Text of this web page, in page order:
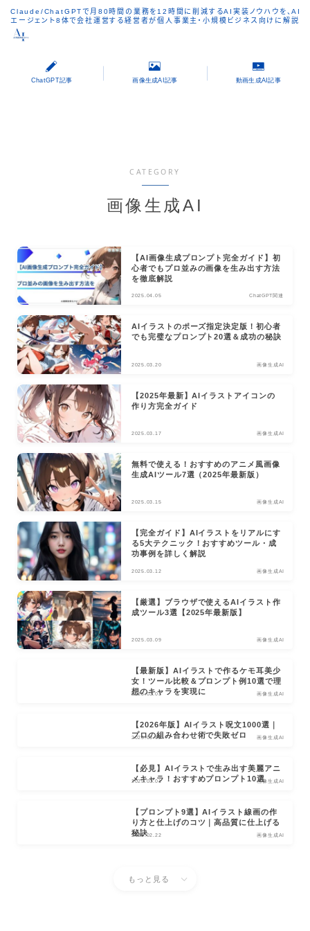
Claude/ChatGPTで月80時間の業務を12時間に削減するAI実装ノウハウを、AI
エージェント8体で会社運営する経営者が個人事業主・小規模ビジネス向けに解説
ChatGPT記事 画像生成AI記事 動画生成AI記事
CATEGORY
画像生成AI
【AI画像生成プロンプト完全ガイド】初
心者でもプロ並みの画像を生み出す方法
を徹底解説
2025.04.05 ChatGPT関連
AIイラストのポーズ指定決定版！初心者
でも完璧なプロンプト20選＆成功の秘訣
2025.03.20 画像生成AI
【2025年最新】AIイラストアイコンの
作り方完全ガイド
2025.03.17 画像生成AI
無料で使える！おすすめのアニメ風画像
生成AIツール7選（2025年最新版）
2025.03.15 画像生成AI
【完全ガイド】AIイラストをリアルにす
る5大テクニック！おすすめツール・成
功事例を詳しく解説
2025.03.12 画像生成AI
【厳選】ブラウザで使えるAIイラスト作
成ツール3選【2025年最新版】
2025.03.09 画像生成AI
【最新版】AIイラストで作るケモ耳美少
女！ツール比較＆プロンプト例10選で理
想のキャラを実現に
2025.03.03 画像生成AI
【2026年版】AIイラスト呪文1000選｜
プロの組み合わせ術で失敗ゼロ
2025.03.02 画像生成AI
【必見】AIイラストで生み出す美麗アニ
メキャラ！おすすめプロンプト10選
2025.03.01 画像生成AI
【プロンプト9選】AIイラスト線画の作
り方と仕上げのコツ｜高品質に仕上げる
秘訣
2025.02.22 画像生成AI
もっと見る